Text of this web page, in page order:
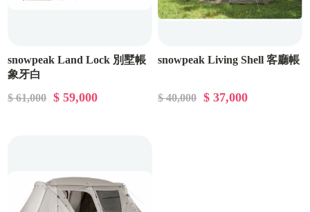
snowpeak Land Lock 別墅帳
象牙白
$ 61,000
$ 59,000
snowpeak Living Shell 客廳帳
$ 40,000 $ 37,000